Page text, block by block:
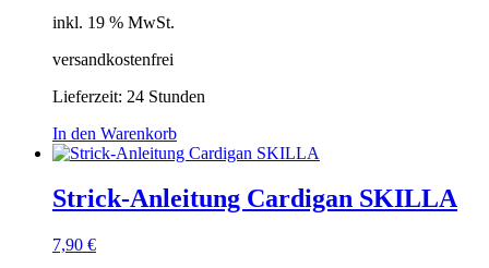
inkl. 19 % MwSt.
versandkostenfrei
Lieferzeit: 24 Stunden
In den Warenkorb
Strick-Anleitung Cardigan SKILLA
7,90 €